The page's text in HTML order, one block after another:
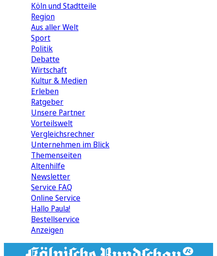
Köln und Stadtteile
Region
Aus aller Welt
Sport
Politik
Debatte
Wirtschaft
Kultur & Medien
Erleben
Ratgeber
Unsere Partner
Vorteilswelt
Vergleichsrechner
Unternehmen im Blick
Themenseiten
Altenhilfe
Newsletter
Service FAQ
Online Service
Hallo Paula!
Bestellservice
Anzeigen